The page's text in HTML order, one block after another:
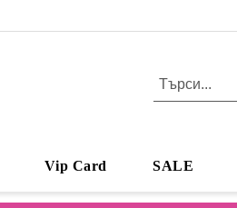
Vip Card SALE